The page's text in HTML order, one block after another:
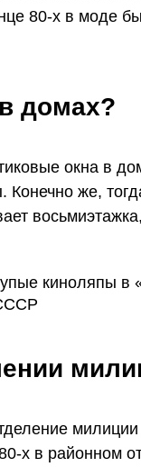
80-х в моде
домах?
окна в
Конечно же,
х в районном